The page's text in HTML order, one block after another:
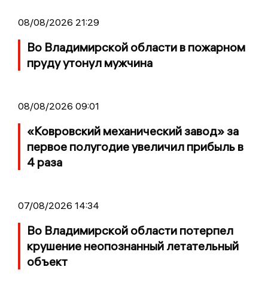
08/08/2026 21:29
Во Владимирской области в пожарном
пруду утонул мужчина
08/08/2026 09:01
«Ковровский механический завод» за
первое полугодие увеличил прибыль в
4 раза
07/08/2026 14:34
Во Владимирской области потерпел
крушение неопознанный летательный
объект